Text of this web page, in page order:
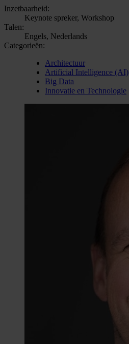
Inzetbaarheid:
Keynote spreker, Workshop
Talen:
Engels, Nederlands
Categorieën:
Architectuur
Artificial Intelligence (AI)
Big Data
Innovatie en Technologie